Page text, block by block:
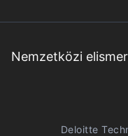
Nemzetközi
Deloitte